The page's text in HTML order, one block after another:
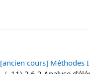
[ancien cours] Méthodes